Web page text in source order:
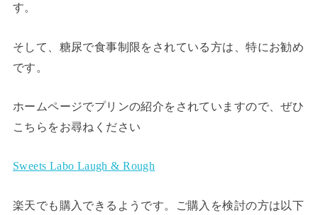
す。
そして、糖尿で食事制限をされている方は、特にお勧め
です。
ホームページでプリンの紹介をされていますので、ぜひ
こちらをお尋ねください
Sweets Labo Laugh & Rough
楽天でも購入できるようです。ご購入を検討の方は以下